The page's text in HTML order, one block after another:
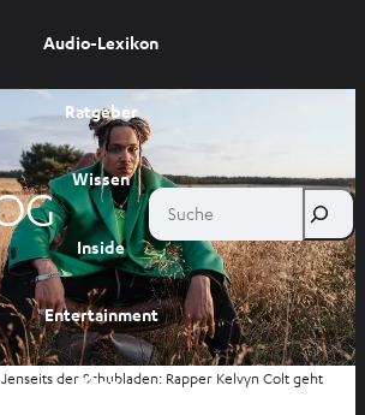
Audio-Lexikon
Ratgeber
Wissen
Inside
Entertainment
Shop
Suche
Jenseits der Schubladen: Rapper Kelvyn Colt geht